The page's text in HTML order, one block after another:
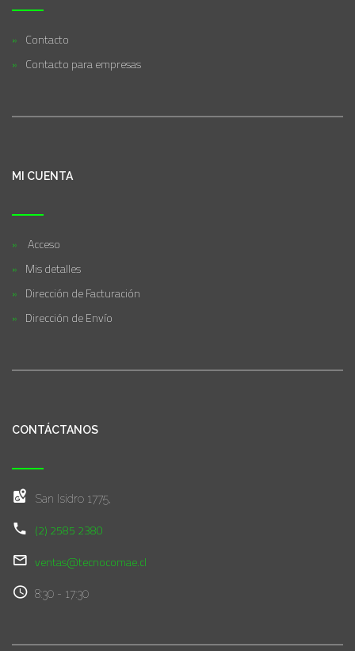
Contacto
Contacto para empresas
MI CUENTA
Acceso
Mis detalles
Dirección de Facturación
Dirección de Envío
CONTÁCTANOS
San Isidro 1775,
(2) 2585 2380
ventas@tecnocomae.cl
8:30 - 17:30